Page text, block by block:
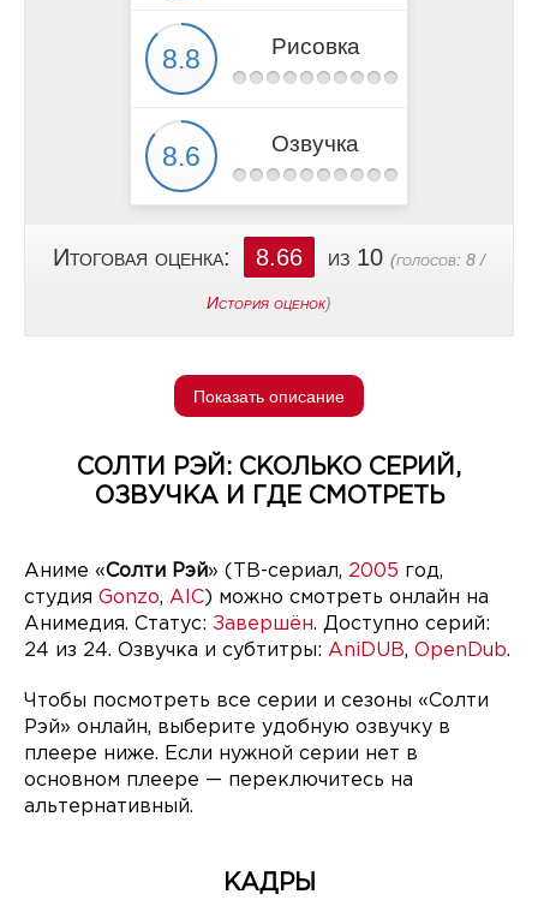
Рисовка
Озвучка
Итоговая оценка: 8.66 из 10 (голосов: 8 /
История оценок)
Показать описание
СОЛТИ РЭЙ: СКОЛЬКО СЕРИЙ,
ОЗВУЧКА И ГДЕ СМОТРЕТЬ
Аниме «Солти Рэй» (ТВ-сериал, 2005 год,
студия Gonzo, AIC ) можно смотреть онлайн на
Анимедия. Статус: Завершён. Доступно серий:
24 из 24. Озвучка и субтитры: AniDUB, OpenDub.
Чтобы посмотреть все серии и сезоны «Солти
Рэй» онлайн, выберите удобную озвучку в
плеере ниже. Если нужной серии нет в
основном плеере — переключитесь на
альтернативный.
КАДРЫ